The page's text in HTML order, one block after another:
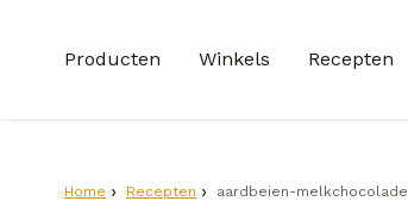
Producten Winkels Recepten
Home Recepten aardbeien-melkchocolade